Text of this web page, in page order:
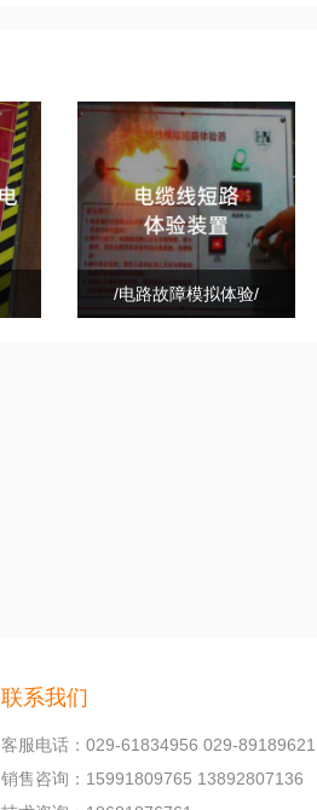
/电路故障模拟体验/
联系我们
客服电话：029-61834956 029-89189621
销售咨询：15991809765 13892807136